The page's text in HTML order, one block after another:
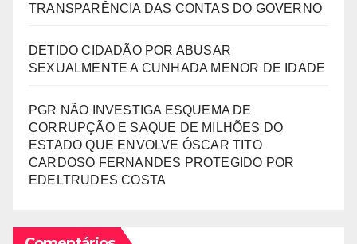
TRANSPARÊNCIA DAS CONTAS DO GOVERNO
DETIDO CIDADÃO POR ABUSAR
SEXUALMENTE A CUNHADA MENOR DE IDADE
PGR NÃO INVESTIGA ESQUEMA DE
CORRUPÇÃO E SAQUE DE MILHÕES DO
ESTADO QUE ENVOLVE ÓSCAR TITO
CARDOSO FERNANDES PROTEGIDO POR
EDELTRUDES COSTA